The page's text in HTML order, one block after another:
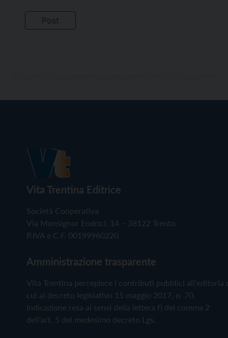
Vita Trentina Editrice
Società Cooperativa
Via Monsignor Endrici, 14 – 38122 Trento
P.IVA e C.F. 00199960220
Amministrazione trasparente
Vita Trentina percepisce i contributi pubblici all'editoria
cui al decreto legislativo 15 maggio 2017, n. 70.
Indicazione resa ai sensi della lettera f) del comma 2
dell'art. 5 del medesimo decreto Lgs.